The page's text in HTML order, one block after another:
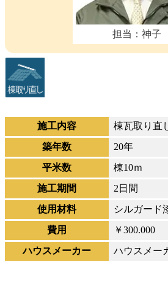
担当：神子
施工内容
棟瓦取り直
築年数
20年
平米数
棟10ｍ
施工期間
2日間
使用材料
シルガード
費用
￥300.000
ハウスメーカー
ハウスメー